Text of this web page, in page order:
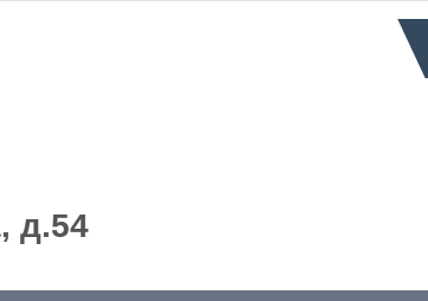
д.54